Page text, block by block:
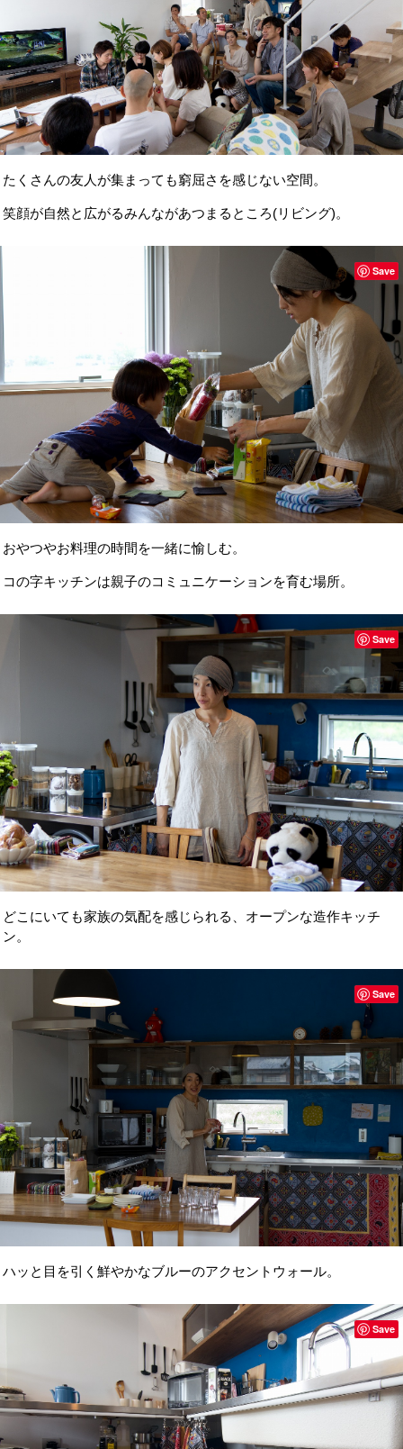
たくさんの友人が集まっても窮屈さを感じない空間。
笑顔が自然と広がるみんながあつまるところ(リビング)。
おやつやお料理の時間を一緒に愉しむ。
コの字キッチンは親子のコミュニケーションを育む場所。
Save
どこにいても家族の気配を感じられる、オープンな造作キッチ
ン。
Save
ハッと目を引く鮮やかなブルーのアクセントウォール。
Save
Save